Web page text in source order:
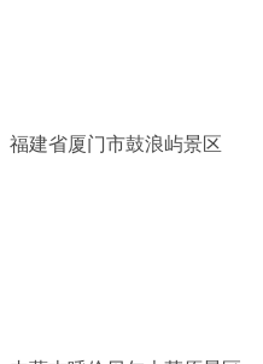
福建省厦门市鼓浪屿景区